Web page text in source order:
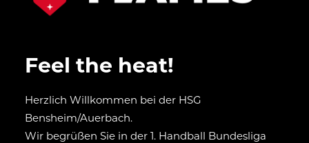
Feel the heat!
Herzlich Willkommen bei der HSG
Bensheim/Auerbach.
Wir begrüßen Sie in der 1. Handball Bundesliga